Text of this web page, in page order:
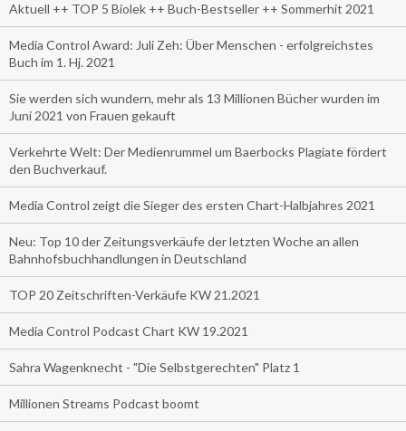
Aktuell ++ TOP 5 Biolek ++ Buch-Bestseller ++ Sommerhit 2021
Media Control Award: Juli Zeh: Über Menschen - erfolgreichstes
Buch im 1. Hj. 2021
Sie werden sich wundern, mehr als 13 Millionen Bücher wurden im
Juni 2021 von Frauen gekauft
Verkehrte Welt: Der Medienrummel um Baerbocks Plagiate fördert
den Buchverkauf.
Media Control zeigt die Sieger des ersten Chart-Halbjahres 2021
Neu: Top 10 der Zeitungsverkäufe der letzten Woche an allen
Bahnhofsbuchhandlungen in Deutschland
TOP 20 Zeitschriften-Verkäufe KW 21.2021
Media Control Podcast Chart KW 19.2021
Sahra Wagenknecht - "Die Selbstgerechten" Platz 1
Millionen Streams Podcast boomt